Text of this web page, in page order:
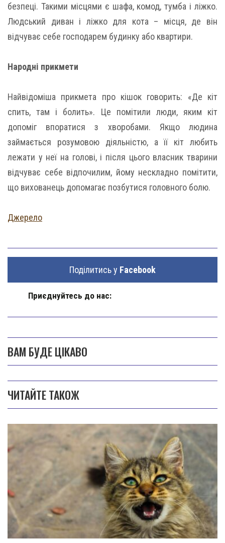
безпеці. Такими місцями є шафа, комод, тумба і ліжко.
Людський диван і ліжко для кота – місця, де він
відчуває себе господарем будинку або квартири.
Народні прикмети
Найвідоміша прикмета про кішок говорить: «Де кіт
спить, там і болить». Це помітили люди, яким кіт
допоміг впоратися з хворобами. Якщо людина
займається розумовою діяльністю, а її кіт любить
лежати у неї на голові, і після цього власник тварини
відчуває себе відпочилим, йому нескладно помітити,
що вихованець допомагає позбутися головного болю.
Джерело
Поділитись у Facebook
Приєднуйтесь до нас:
ВАМ БУДЕ ЦІКАВО
ЧИТАЙТЕ ТАКОЖ